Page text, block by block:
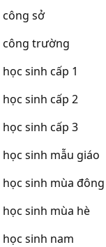
sở
trường
sinh cấp 1
sinh cấp 2
sinh cấp 3
sinh mẫu giáo
sinh mùa đông
sinh mùa hè
sinh nam